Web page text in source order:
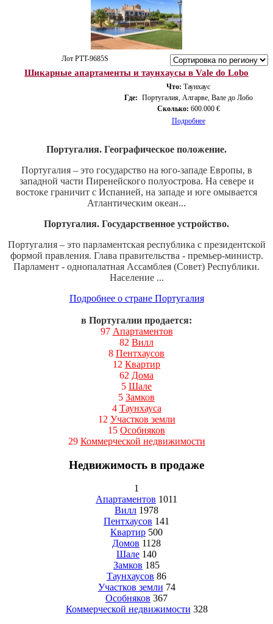
Лот PTT-9685S
Шикарные апартаменты и таунхаусы в Vale do Lobo
Что: Таунхаус
Где: Португалия, Алгарве, Вале до Лобо
Сколько: 600.000 €
Подробнее
Португалия. Географическое положение.
Португалия – это государство на юго-западе Европы, в
западной части Пиренейского полуострова. На севере и
востоке граничит с Испанией, на западе и юге омывается
Атлантическим океан...
Португалия. Государственное устройство.
Португалия – это парламентская республика с президентской
формой правления. Глава правительства - премьер-министр.
Парламент - однопалатная Ассамблея (Совет) Республики.
Население ...
Подробнее о стране Португалия
в Португалии продается:
97 Апартаментов
82 Вилл
8 Пентхаусов
12 Квартир
62 Дома
5 Шале
5 Замков
4 Таунхауса
12 Участков земли
15 Особняков
29 Коммерческой недвижимости
Недвижимость в продаже
1
Апартаментов 1011
Вилл 1978
Пентхаусов 141
Квартир 500
Домов 1128
Шале 140
Замков 185
Таунхаусов 86
Участков земли 74
Особняков 367
Коммерческой недвижимости 328